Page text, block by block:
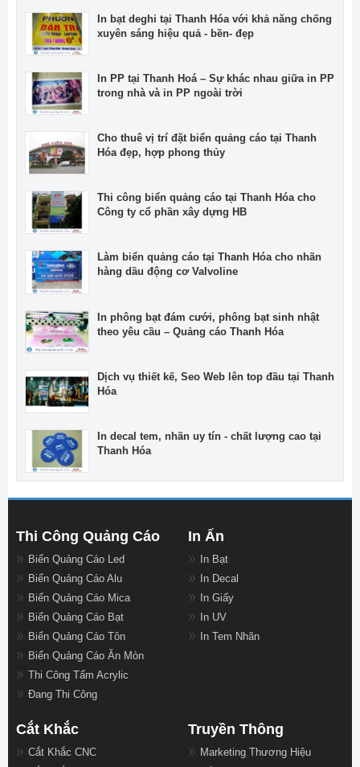
In bạt deghi tại Thanh Hóa với khả năng chống
xuyên sáng hiệu quả - bền- đẹp
In PP tại Thanh Hoá – Sự khác nhau giữa in PP
trong nhà và in PP ngoài trời
Cho thuê vị trí đặt biển quảng cáo tại Thanh
Hóa đẹp, hợp phong thủy
Thi công biển quảng cáo tại Thanh Hóa cho
Công ty cổ phần xây dựng HB
Làm biển quảng cáo tại Thanh Hóa cho nhãn
hàng dầu động cơ Valvoline
In phông bạt đám cưới, phông bạt sinh nhật
theo yêu cầu – Quảng cáo Thanh Hóa
Dịch vụ thiết kế, Seo Web lên top đầu tại Thanh
Hóa
In decal tem, nhãn uy tín - chất lượng cao tại
Thanh Hóa
Thi Công Quảng Cáo
Biển Quảng Cáo Led
Biển Quảng Cáo Alu
Biển Quảng Cáo Mica
Biển Quảng Cáo Bạt
Biển Quảng Cáo Tôn
Biển Quảng Cáo Ăn Mòn
Thi Công Tấm Acrylic
Đang Thi Công
In Ấn
In Bạt
In Decal
In Giấy
In UV
In Tem Nhãn
Cắt Khắc
Cắt Khắc CNC
Truyền Thông
Marketing Thương Hiệu